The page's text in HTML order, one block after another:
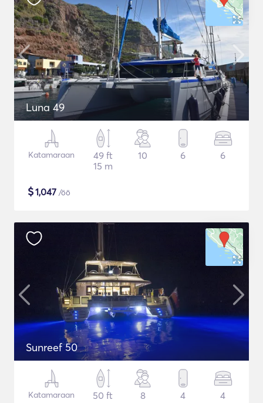
Luna 49
Katamaraan
49 ft
15 m
10 6 6
$1,047 /öö
Sunreef 50
Katamaraan
50 ft
8 4 4